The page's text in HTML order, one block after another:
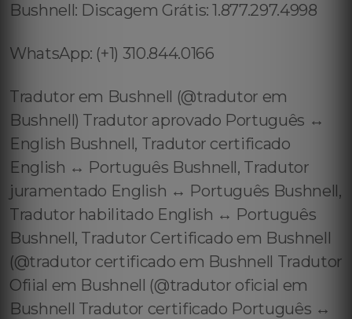
Bushnell: Discagem Grátis: 1.877.297.4998
WhatsApp: (+1) 310.844.0166
Tradutor em Bushnell (@tradutor em
Bushnell) Tradutor aprovado Português ↔️
English Bushnell, Tradutor certificado
English ↔️ Português Bushnell, Tradutor
juramentado English ↔️ Português Bushnell,
Tradutor habilitado English ↔️ Português
Bushnell, Tradutor Certificado em Bushnell
(@tradutor certificado em Bushnell Tradutor
Ofiial em Bushnell (@tradutor oficial em
Bushnell Tradutor certificado Português ↔️